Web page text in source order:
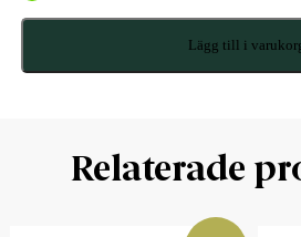
Lägg till i
Relaterade